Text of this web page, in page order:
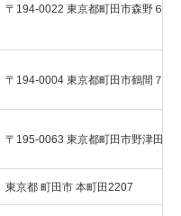
〒194-0022 東京都町田市森野６丁
〒194-0004 東京都町田市鶴間７丁
〒195-0063 東京都町田市野津田町
東京都 町田市 本町田2207